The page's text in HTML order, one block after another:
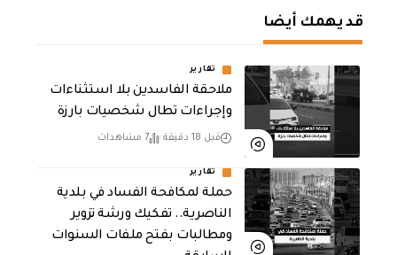
قد يهمك أيضا
تقارير
ملاحقة الفاسدين بلا استثناءات
وإجراءات تطال شخصيات بارزة
قبل 18 دقيقة 7 مشاهدات
تقارير
حملة لمكافحة الفساد في بلدية
الناصرية.. تفكيك ورشة تزوير
ومطالبات بفتح ملفات السنوات